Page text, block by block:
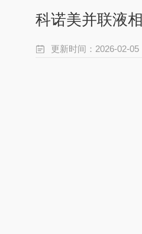
科诺美并联液
更新时间：2026-02-05